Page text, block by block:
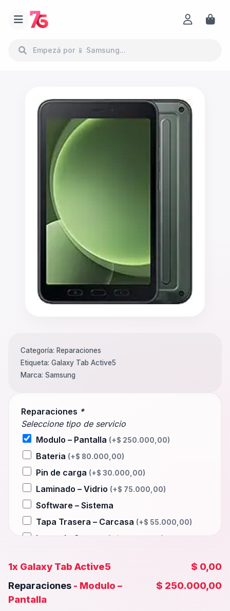
Reparaciones *
Seleccione tipo de servicio
Modulo – Pantalla (+$ 250.000,00)
Bateria (+$ 80.000,00)
Pin de carga (+$ 30.000,00)
Laminado – Vidrio (+$ 75.000,00)
Software – Sistema
Tapa Trasera – Carcasa (+$ 55.000,00)
Lente de Camara
Wifi – Señal – Antena
Camara Trasera(+$ 40.000,00)
Camara frontal, Selfie – Face id
1x Galaxy Tab Active5
$ 0,00
Reparaciones - Modulo –
Pantalla
$ 250.000,00
Categoría: Reparaciones
Etiqueta: Galaxy Tab Active5
Marca: Samsung